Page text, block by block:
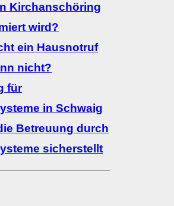
Kirchanschöring
wird?
ein Hausnotruf
nicht?
für
in Schwaig
Betreuung durch
sicherstellt